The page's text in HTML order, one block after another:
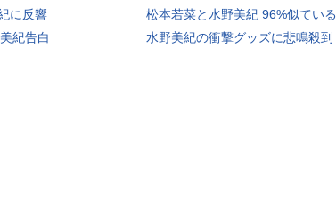
に反響
松本若菜と水野美紀 96%似ている
紀告白
水野美紀の衝撃グッズに悲鳴殺到